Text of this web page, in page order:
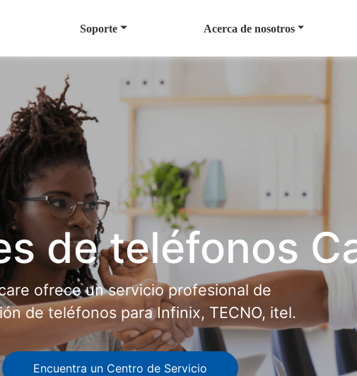
Soporte Acerca de nosotros
de teléfonos
ofrece un servicio profesional de
de teléfonos para Infinix, TECNO, itel.
Encuentra un Centro de Servicio